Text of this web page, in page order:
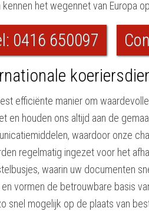
kennen het wegennet van Europa
0416 650097
efficiënte manier om
en houden ons altijd aan de
waardoor onze
regelmatig ingezet voor het
waarin uw documenten
vormen de betrouwbare basis
snel mogelijk op de plaats van